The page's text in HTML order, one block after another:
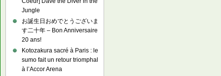
Jungle
お誕生日おめでとうございま
す二十年 – Bon Anniversaire
20 ans!
Kotozakura sacré à Paris : le
sumo fait un retour triomphal
à l’Accor Arena